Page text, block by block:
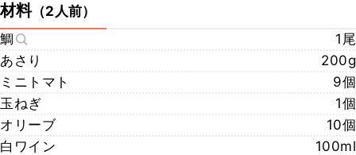
材料（2人前）
鯛
1尾
あさり
200g
ミニトマト
9個
玉ねぎ
1個
オリーブ
10個
白ワイン
100ml